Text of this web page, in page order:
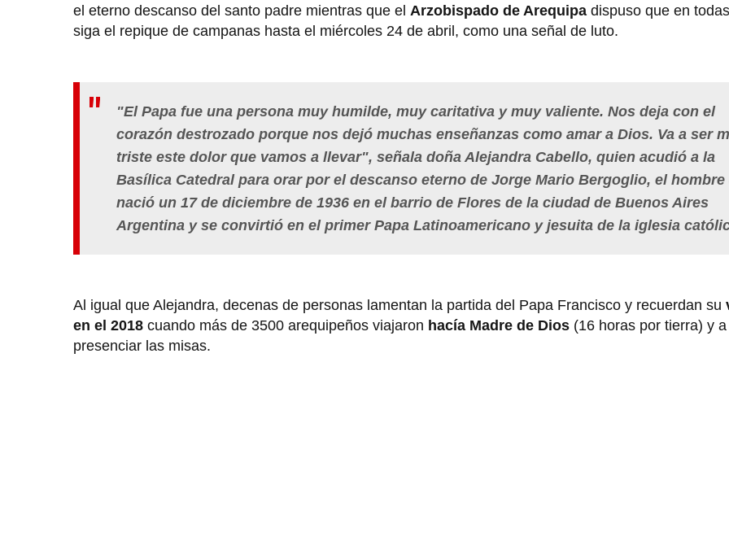
el eterno descanso del santo padre mientras que el Arzobispado de Arequipa dispuso que en
siga el repique de campanas hasta el miércoles 24 de abril, como una señal de luto.
"El Papa fue una persona muy humilde, muy caritativa y muy valiente. Nos deja con el
corazón destrozado porque nos dejó muchas enseñanzas como amar a Dios. Va a ser
triste este dolor que vamos a llevar", señala doña Alejandra Cabello, quien acudió a la
Basílica Catedral para orar por el descanso eterno de Jorge Mario Bergoglio, el hombre
nació un 17 de diciembre de 1936 en el barrio de Flores de la ciudad de Buenos Aires
Argentina y se convirtió en el primer Papa Latinoamericano y jesuita de la iglesia
Al igual que Alejandra, decenas de personas lamentan la partida del Papa Francisco y recuerdan su
en el 2018 cuando más de 3500 arequipeños viajaron hacía Madre de Dios (16 horas por tierra) y
presenciar las misas.